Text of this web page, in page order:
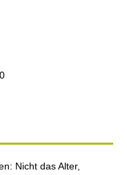
Nicht das Alter,